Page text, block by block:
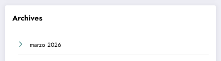
Archives
marzo 2026